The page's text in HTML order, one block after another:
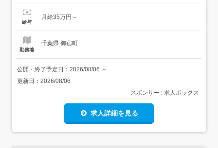
報 店舗の特徴 施設内調理(病院・老人ホーム・福祉施設) 住
給与
月給35万円～
勤務地
千葉県 御宿町
公開・終了予定日： 2026/08/06 ～
更新日： 2026/08/06
スポンサー : 求人ボックス
求人詳細を見る